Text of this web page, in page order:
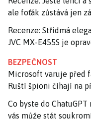
ale foťák zůstává jen
Recenze: Střídmá
JVC MX-E455S je
BEZPEČNOST
Microsoft varuje před
Ruští špioni číhají na
Co byste do
vás může stát